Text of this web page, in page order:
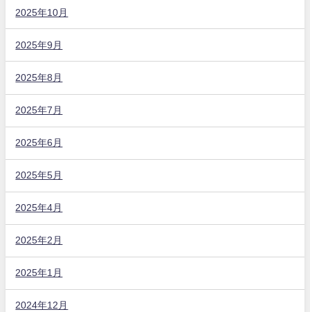
2025年10月
2025年9月
2025年8月
2025年7月
2025年6月
2025年5月
2025年4月
2025年2月
2025年1月
2024年12月